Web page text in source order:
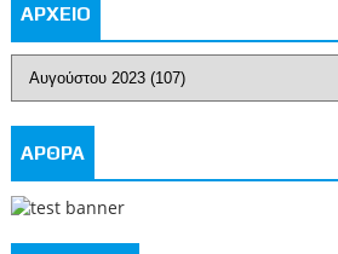
ΑΡΧΕΙΟ
ΑΡΘΡΑ